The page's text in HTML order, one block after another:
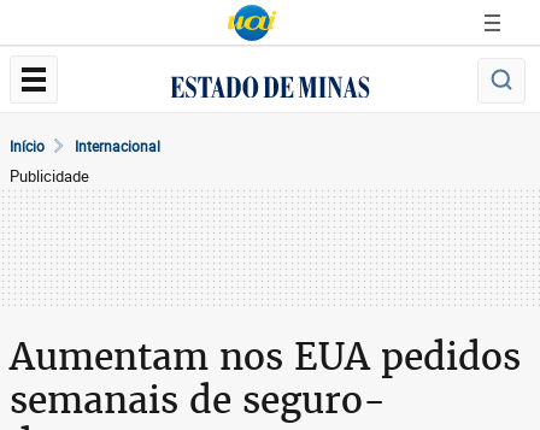
Início Internacional
Publicidade
Aumentam nos EUA pedidos
semanais de seguro-